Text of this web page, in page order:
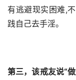
有逃避现实困难,
践自己去手淫。
第三，该戒友说“